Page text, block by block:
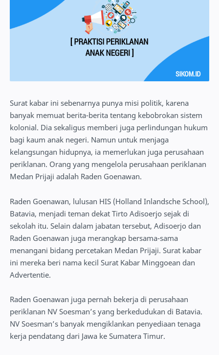
Surat kabar ini sebenarnya punya misi politik, karena
banyak memuat berita-berita tentang kebobrokan sistem
kolonial. Dia sekaligus memberi juga perlindungan hukum
bagi kaum anak negeri. Namun untuk menjaga
kelangsungan hidupnya, ia memerlukan juga perusahaan
periklanan. Orang yang mengelola perusahaan periklanan
Medan Prijaji adalah Raden Goenawan.
Raden Goenawan, lulusan HIS (Holland Inlandsche School),
Batavia, menjadi teman dekat Tirto Adisoerjo sejak di
sekolah itu. Selain dalam jabatan tersebut, Adisoerjo dan
Raden Goenawan juga merangkap bersama-sama
menangani bidang percetakan Medan Prijaji. Surat kabar
ini mereka beri nama kecil Surat Kabar Minggoean dan
Advertentie.
Raden Goenawan juga pernah bekerja di perusahaan
periklanan NV Soesman’s yang berkedudukan di Batavia.
NV Soesman’s banyak mengiklankan penyediaan tenaga
kerja pendatang dari Jawa ke Sumatera Timur.